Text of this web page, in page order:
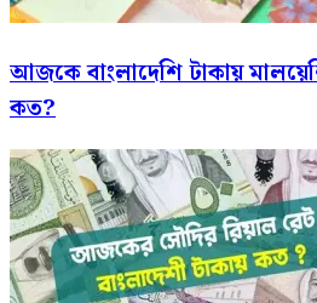
আজকে বাংলাদেশি টাকায়
কত?